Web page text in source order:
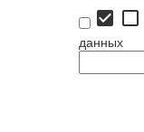
check_box check_box_outline_blank
данных